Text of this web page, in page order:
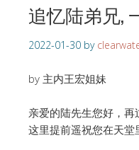
追忆陆弟兄,
2022-01-30 by
by 主内王宏姐妹
亲爱的陆先生您好，
这里提前遥祝您在天堂